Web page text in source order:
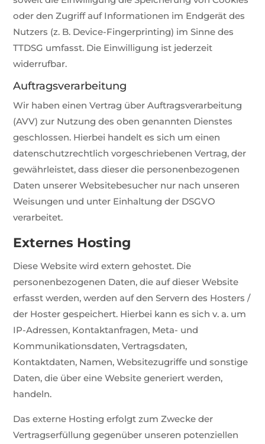
oder den Zugriff auf Informationen im Endgerät des
Nutzers (z. B. Device-Fingerprinting) im Sinne des
TTDSG umfasst. Die Einwilligung ist jederzeit
widerrufbar.
Auftragsverarbeitung
Wir haben einen Vertrag über Auftragsverarbeitung
(AVV) zur Nutzung des oben genannten Dienstes
geschlossen. Hierbei handelt es sich um einen
datenschutzrechtlich vorgeschriebenen Vertrag, der
gewährleistet, dass dieser die personenbezogenen
Daten unserer Websitebesucher nur nach unseren
Weisungen und unter Einhaltung der DSGVO
verarbeitet.
Externes Hosting
Diese Website wird extern gehostet. Die
personenbezogenen Daten, die auf dieser Website
erfasst werden, werden auf den Servern des Hosters /
der Hoster gespeichert. Hierbei kann es sich v. a. um
IP-Adressen, Kontaktanfragen, Meta- und
Kommunikationsdaten, Vertragsdaten,
Kontaktdaten, Namen, Websitezugriffe und sonstige
Daten, die über eine Website generiert werden,
handeln.
Das externe Hosting erfolgt zum Zwecke der
Vertragserfüllung gegenüber unseren potenziellen